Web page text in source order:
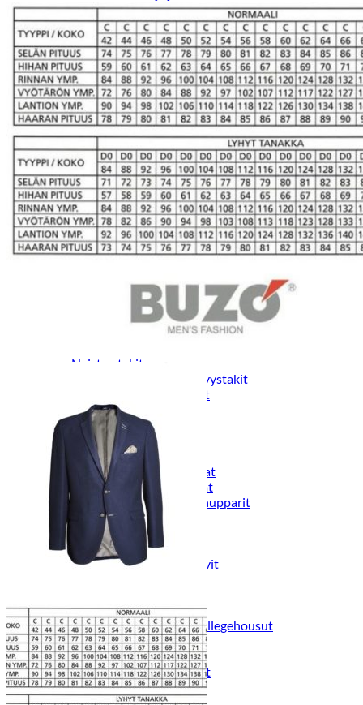
Trikoopaidat
Naisten puserot
Tunikat
Jakut ja liivit
Naisten neuleet
Naisten neuletakit
Naisten neulepuserot
Naisten mekot ja hameet
Mekot
Hameet
Naisten housut
Leggingsit ja collegehousut
Naisten housut
Naisten farkut
Caprit ja shortsit
Naisten asusteet
Vyöt ja korut
Naisten yöasut ja alusvaatteet
Naisten alusvaatteet
Sukat ja sukkahousut
Naisten yöasut
Naisten takit
Naisten kevät-ja syystakit
Naisten nahkatakit
Naisten talvitakit
LAPSET
Lasten paidat
Lasten paidat
Lasten kauluspaidat
Lasten trikoopaidat
Lasten colleget ja hupparit
Lasten neuleet
Lasten mekot ja hameet
Mekot ja hameet
Lasten puvut,bleiserit,liivit
Lasten housut
Lasten trikoo-ja collegehousut
Lasten farkut
Lasten shortsit
Lasten juhlahousut
Yöasut ja kylpytakit